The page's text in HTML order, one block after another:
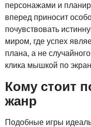
персонажами и
вперед приносит
почувствовать
миром, где успех
плана, а не
клика мышкой по
Кому стоит
жанр
Подобные игры